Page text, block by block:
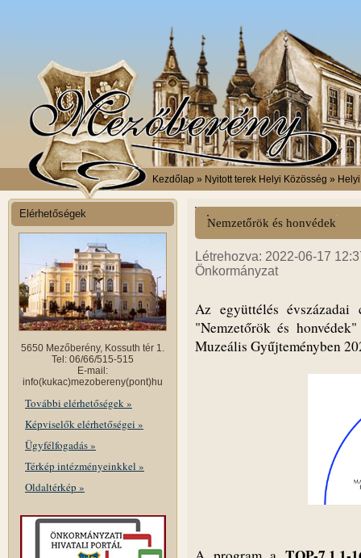
Kezdőlap » Nyitott terek Helyi Közösség »
Elérhetőségek
5650 Mezőberény, Kossuth tér 1.
Tel: 06/66/515-515
E-mail:
info(kukac)mezobereny(pont)hu
További elérhetőségek »
Képviselők elérhetőségei »
Ügyfélfogadás »
Térkép intézményeinkkel »
Oldaltérkép »
Nemzetőrök és honvédek
Létrehozva: 2022-06-17
Önkormányzat
Az együttélés évszázadai
"Nemzetőrök és
Muzeális Gyűjteményben